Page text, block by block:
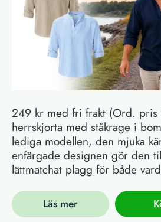
249 kr med fri frakt (Ord.
herrskjorta med ståkrage i
lediga modellen, den mjuka
enfärgade designen gör den
lättmatchat plagg för både
Läs mer